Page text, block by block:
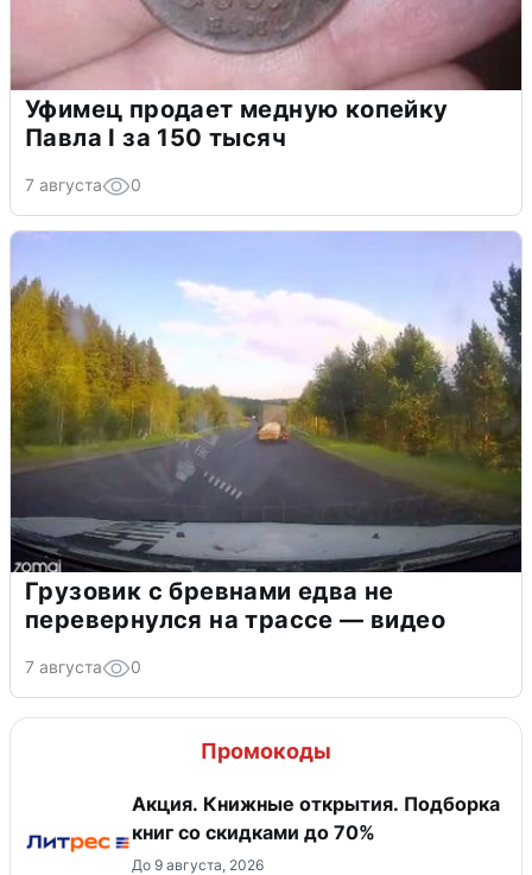
Уфимец продает медную копейку
Павла I за 150 тысяч
7 августа 0
Грузовик с бревнами едва не
перевернулся на трассе — видео
7 августа 0
Промокоды
Акция. Книжные открытия. Подборка
книг со скидками до 70%
До 9 августа, 2026